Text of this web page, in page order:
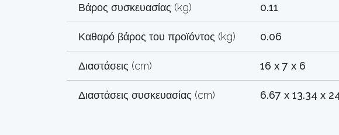
Βάρος συσκευασίας (kg) 0.11
Καθαρό βάρος του προϊόντος (kg) 0.06
Διαστάσεις (cm) 16 x 7 x 6
Διαστάσεις συσκευασίας (cm) 6.67 x 13.34 x